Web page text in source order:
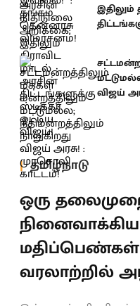
இதிலும்
விஜய்
தமிழ்நாடு
ஒரு
மதிப்பெண்கள்
வரலாற்றில்